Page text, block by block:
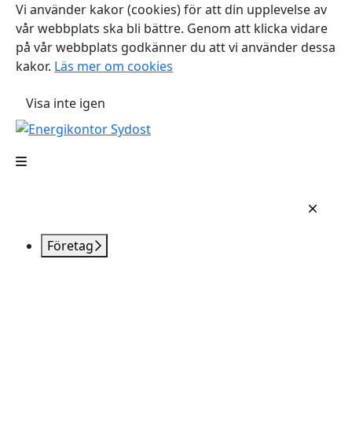
Vi använder kakor (cookies) för att din upplevelse av
vår webbplats ska bli bättre. Genom att klicka vidare
på vår webbplats godkänner du att vi använder dessa
kakor. Läs mer om cookies
Visa inte igen
Företag